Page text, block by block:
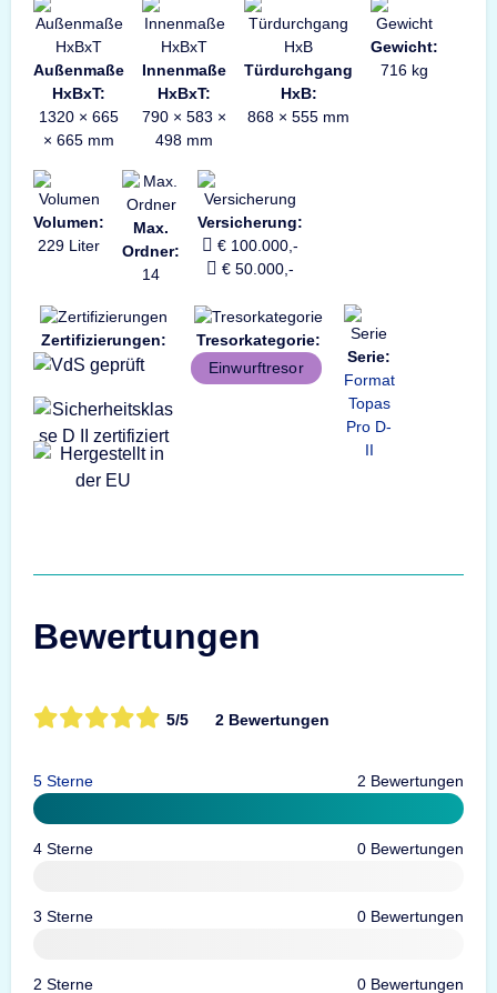
Außenmaße
HxBxT:
1320 × 665
× 665 mm
Innenmaße
HxBxT:
790 × 583 ×
498 mm
Türdurchgang
HxB:
868 × 555 mm
Gewicht:
716 kg
Volumen:
229 Liter
Max.
Ordner:
14
Versicherung:
€ 100.000,-
€ 50.000,-
Zertifizierungen:
Tresorkategorie:
Einwurftresor
Serie:
Format
Topas
Pro D-
II
Bewertungen
5/5 2 Bewertungen
5 Sterne 2 Bewertungen
4 Sterne 0 Bewertungen
3 Sterne 0 Bewertungen
2 Sterne 0 Bewertungen